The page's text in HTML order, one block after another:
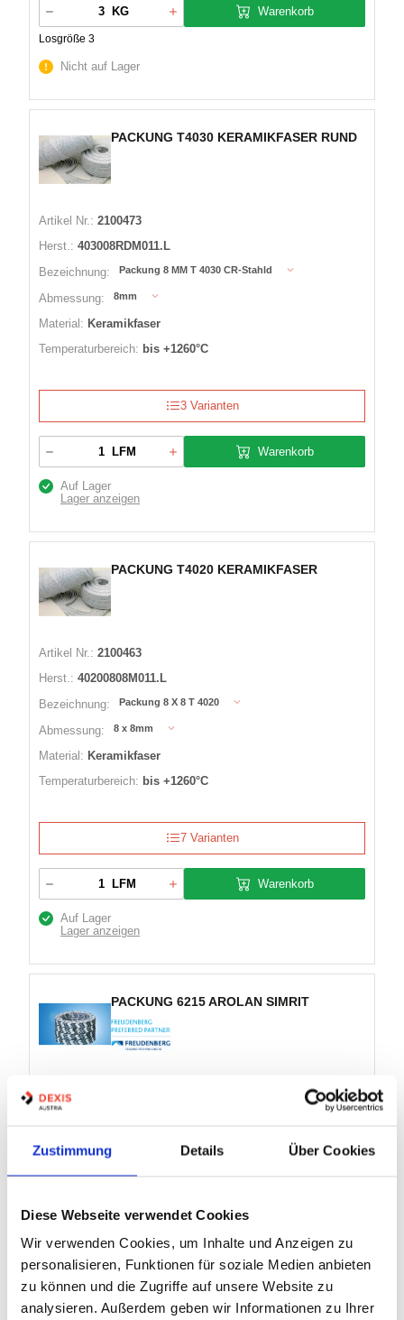
Zustimmung Details Über Cookies
Diese Webseite verwendet Cookies
Wir verwenden Cookies, um Inhalte und Anzeigen zu
personalisieren, Funktionen für soziale Medien anbieten
zu können und die Zugriffe auf unsere Website zu
analysieren. Außerdem geben wir Informationen zu Ihrer
KG
Losgröße 3
Warenkorb
Nicht auf Lager
PACKUNG T4030 KERAMIKFASER RUND
Artikel Nr.: 2100473
Herst.: 403008RDM011.L
Bezeichnung:
Packung 8 MM T 4030 CR-Stahld
Abmessung: 8mm
Material: Keramikfaser
Temperaturbereich: bis +1260°C
3 Varianten
LFM Warenkorb
Auf Lager
Lager anzeigen
PACKUNG T4020 KERAMIKFASER
Artikel Nr.: 2100463
Herst.: 40200808M011.L
Bezeichnung:
Packung 8 X 8 T 4020
Abmessung: 8 x 8mm
Material: Keramikfaser
Temperaturbereich: bis +1260°C
7 Varianten
LFM Warenkorb
Auf Lager
Lager anzeigen
PACKUNG 6215 AROLAN SIMRIT
Marke:
Bezeichnung:
Packung 16 X 16 Arolan II 6215
Betriebsdruck: 25 (100)bar
Geschwindigkeit: 26m/s
5 Varianten